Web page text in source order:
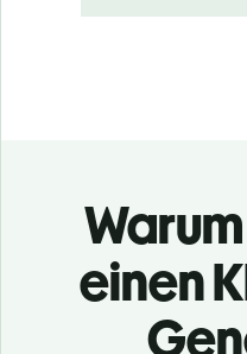
einen